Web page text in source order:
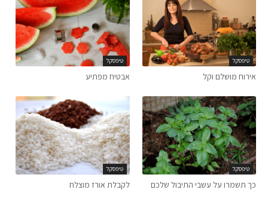
טיפסקל
אירוח מושלם וקל
טיפסקל
אבטיח מפתיע
טיפסקל
כך תשמרו על עשבי התיבול שלכם
טיפסקל
לקבלת אורז מוצלח